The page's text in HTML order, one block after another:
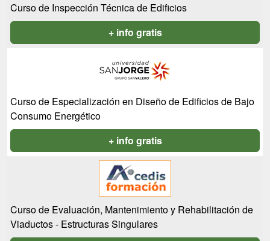
Curso de Inspección Técnica de Edificios
+ info gratis
Curso de Especialización en Diseño de Edificios de Bajo
Consumo Energético
+ info gratis
Curso de Evaluación, Mantenimiento y Rehabilitación de
Viaductos - Estructuras Singulares